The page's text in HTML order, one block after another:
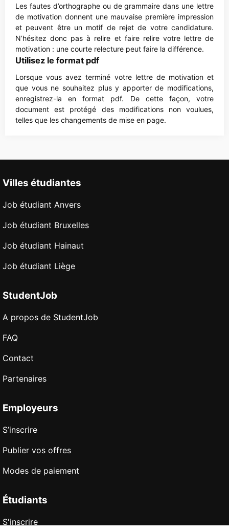
Les fautes d’orthographe ou de grammaire dans une lettre
de motivation donnent une mauvaise première impression
et peuvent être un motif de rejet de votre candidature.
N’hésitez donc pas à relire et faire relire votre lettre de
motivation : une courte relecture peut faire la différence.
Utilisez le format pdf
Lorsque vous avez terminé votre lettre de motivation et
que vous ne souhaitez plus y apporter de modifications,
enregistrez-la en format pdf. De cette façon, votre
document est protégé des modifications non voulues,
telles que les changements de mise en page.
Villes étudiantes
Job étudiant Anvers
Job étudiant Bruxelles
Job étudiant Hainaut
Job étudiant Liège
StudentJob
A propos de StudentJob
FAQ
Contact
Partenaires
Employeurs
S’inscrire
Publier vos offres
Modes de paiement
Étudiants
S'inscrire